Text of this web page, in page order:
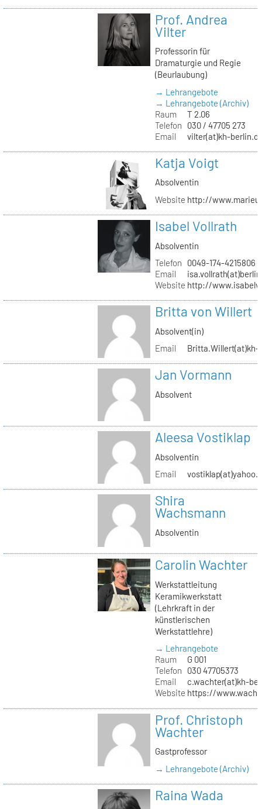
Prof. Andrea
Vilter
Professorin für
Dramaturgie und Regie
(Beurlaubung)
→ Lehrangebote
→ Lehrangebote (Archiv)
Raum
T 2.06
Telefon
030 / 47705 273
Email
vilter(at)kh-
Katja Voigt
Absolventin
Website http://
Isabel Vollrath
Absolventin
Telefon
0049-174-4215806
Email
Website http://
Britta von Willert
Absolvent(in)
Email
Britta.Willert(at)kh-
Jan Vormann
Absolvent
Aleesa Vostiklap
Absolventin
Email
Shira
Wachsmann
Absolventin
Carolin Wachter
Werkstattleitung
Keramikwerkstatt
(Lehrkraft in der
künstlerischen
Werkstattlehre)
→ Lehrangebote
Raum
G 001
Telefon
030 47705373
Email
c.wachter(at)kh-
Website https://
Prof. Christoph
Wachter
Gastprofessor
→ Lehrangebote (Archiv)
Raina Wada